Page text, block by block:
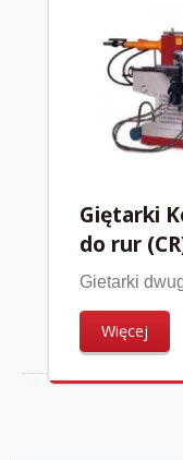
Giętarki
do rur
Gietarki
Więcej